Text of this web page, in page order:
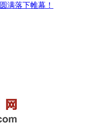
满落下帷幕！